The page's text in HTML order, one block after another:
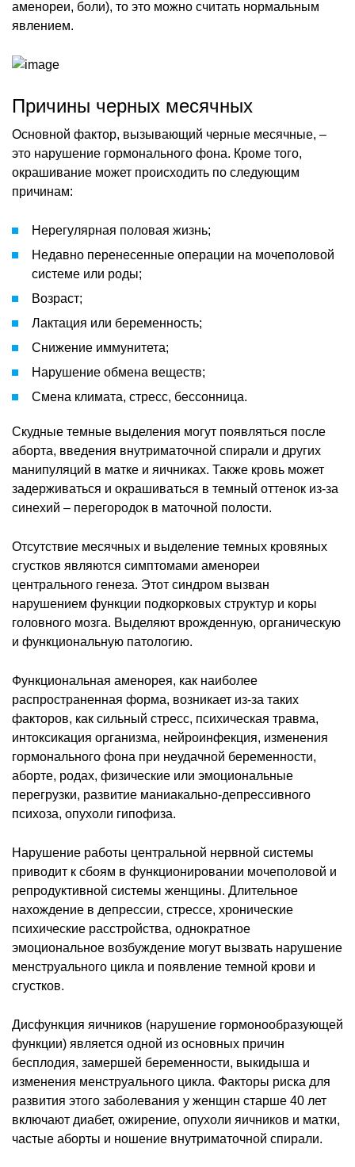
аменореи, боли), то это можно считать нормальным
явлением.
Причины черных месячных
Основной фактор, вызывающий черные месячные, –
это нарушение гормонального фона. Кроме того,
окрашивание может происходить по следующим
причинам:
Нерегулярная половая жизнь;
Недавно перенесенные операции на мочеполовой
системе или роды;
Возраст;
Лактация или беременность;
Снижение иммунитета;
Нарушение обмена веществ;
Смена климата, стресс, бессонница.
Скудные темные выделения могут появляться после
аборта, введения внутриматочной спирали и других
манипуляций в матке и яичниках. Также кровь может
задерживаться и окрашиваться в темный оттенок из-за
синехий – перегородок в маточной полости.
Отсутствие месячных и выделение темных кровяных
сгустков являются симптомами аменореи
центрального генеза. Этот синдром вызван
нарушением функции подкорковых структур и коры
головного мозга. Выделяют врожденную, органическую
и функциональную патологию.
Функциональная аменорея, как наиболее
распространенная форма, возникает из-за таких
факторов, как сильный стресс, психическая травма,
интоксикация организма, нейроинфекция, изменения
гормонального фона при неудачной беременности,
аборте, родах, физические или эмоциональные
перегрузки, развитие маниакально-депрессивного
психоза, опухоли гипофиза.
Нарушение работы центральной нервной системы
приводит к сбоям в функционировании мочеполовой и
репродуктивной системы женщины. Длительное
нахождение в депрессии, стрессе, хронические
психические расстройства, однократное
эмоциональное возбуждение могут вызвать нарушение
менструального цикла и появление темной крови и
сгустков.
Дисфункция яичников (нарушение гормонообразующей
функции) является одной из основных причин
бесплодия, замершей беременности, выкидыша и
изменения менструального цикла. Факторы риска для
развития этого заболевания у женщин старше 40 лет
включают диабет, ожирение, опухоли яичников и матки,
частые аборты и ношение внутриматочной спирали.